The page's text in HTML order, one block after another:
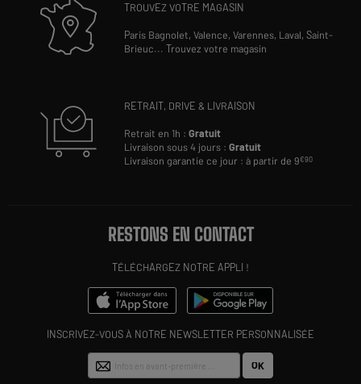
TROUVEZ VOTRE MAGASIN
Paris Bagnolet,Valence,Varennes, Laval,Saint-
Brieuc...Trouvez votre magasin
RETRAIT, DRIVE & LIVRAISON
Retrait en 1h :Gratuit
Livraison sous 4 jours :Gratuit
Livraison garantie ce jour : à partir de 9€90
RESTONS EN CONTACT
TÉLÉCHARGEZ NOTRE APPLI !
INSCRIVEZ-VOUS À NOTRE NEWSLETTER PERSONNALISÉE
OK